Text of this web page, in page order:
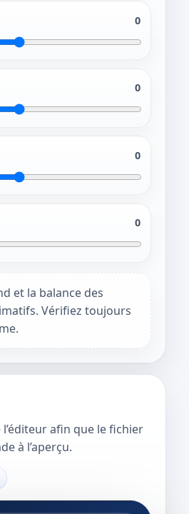
0
0
0
0
et la balance des
Vérifiez toujours
l’éditeur afin que le fichier
à l’aperçu.